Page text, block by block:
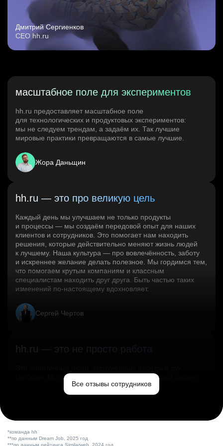
Дмитрий Сергиенков
CEO hh.ru
масштабное поле для экспериментов
hh.ru предоставляет масштабное поле
для технологических и продуктовых экспериментов:
мы не следуем трендам, а задаём их. Так лучшие
мировые практики превращаются в самые лучшие.
Жора Даньщин
hh.ru — это про великую цель
Каждый день мы улучшаем не только продукты
и процессы — мы создаём передовой опыт для наших
клиентов и сотрудников. Это помогает нам находить
решения, которые действительно меняют жизнь людей
к лучшему. Наша культура — про вовлечённость, заботу
и искреннее желание делать полезное. Мы гордимся тем,
что помогаем крутым компаниям и классным
специалистам находить друг друга. Быть частью таких
изменений по‑настоящему вдохновляет.
Сергей Чертов
hh.ru — это не просто работа
свободы. Мы помогаем миру и создаём лучший сервис
по поиску работы в стране.Все отзывы сотрудников
*команда hh
**по данным Dream Job, 2025 год
***по данным рейтинга Similarweb, 2024 год